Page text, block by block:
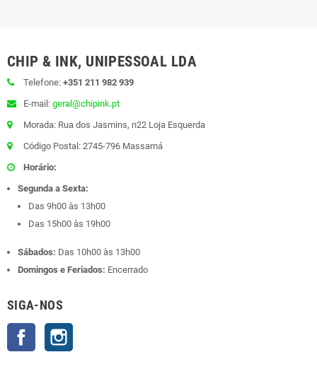
CHIP & INK, UNIPESSOAL LDA
Telefone: +351 211 982 939
E-mail: geral@chipink.pt
Morada: Rua dos Jasmins, n22 Loja Esquerda
Código Postal: 2745-796 Massamá
Horário:
Segunda a Sexta:
Das 9h00 às 13h00
Das 15h00 às 19h00
Sábados: Das 10h00 às 13h00
Domingos e Feriados: Encerrado
SIGA-NOS
Facebook